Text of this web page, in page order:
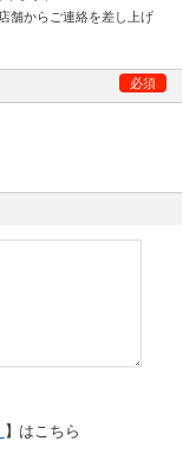
舗からご連絡を差し上げ
必須
】はこちら